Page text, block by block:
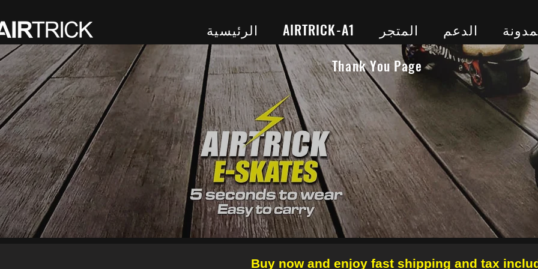
الرئيسية AIRTRICK-A1 المتجر الدعم
Thank You Page
Buy now and enjoy fast shipping and tax